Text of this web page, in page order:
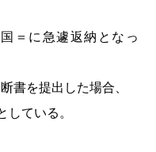
＝に急遽返納となっ
書を提出した場合、
している。